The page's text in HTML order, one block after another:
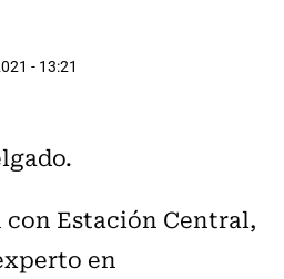
- 13:21
Estación Central,
en